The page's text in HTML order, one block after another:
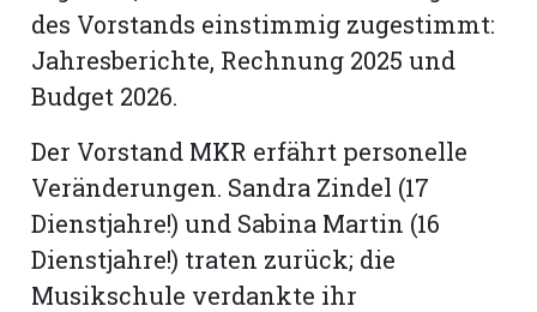
des Vorstands einstimmig zugestimmt:
Jahresberichte, Rechnung 2025 und
Budget 2026.
Der Vorstand MKR erfährt personelle
Veränderungen. Sandra Zindel (17
Dienstjahre!) und Sabina Martin (16
Dienstjahre!) traten zurück; die
Musikschule verdankte ihr